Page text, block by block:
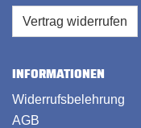
Vertrag widerrufen
INFORMATIONEN
Widerrufsbelehrung
AGB